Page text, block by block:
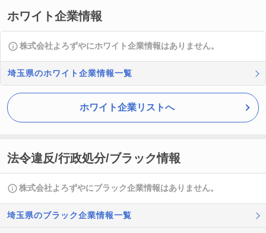
ホワイト企業情報
株式会社よろずやにホワイト企業情報はありません。
埼玉県のホワイト企業情報一覧
ホワイト企業リストへ
法令違反/行政処分/ブラック情報
株式会社よろずやにブラック企業情報はありません。
埼玉県のブラック企業情報一覧